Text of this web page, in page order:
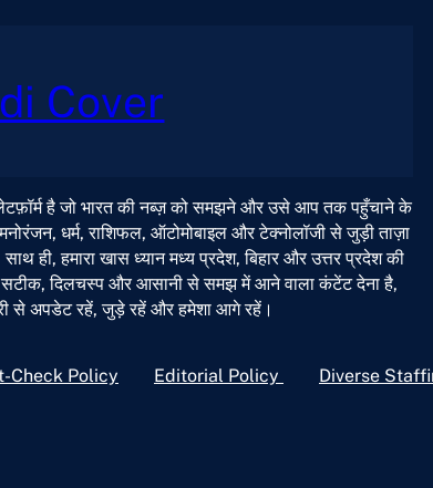
Cover
है जो भारत की नब्ज़ को समझने और उसे आप तक पहुँचाने के
धर्म, राशिफल, ऑटोमोबाइल और टेक्नोलॉजी से जुड़ी ताज़ा
ही, हमारा खास ध्यान मध्य प्रदेश, बिहार और उत्तर प्रदेश की
सटीक, दिलचस्प और आसानी से समझ में आने वाला कंटेंट देना है,
से अपडेट रहें, जुड़े रहें और हमेशा आगे रहें।
Check Policy Editorial Policy Diverse